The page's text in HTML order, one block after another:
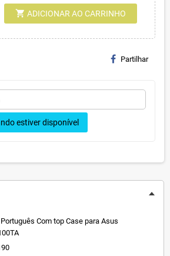
shopping_cart ADICIONAR AO CARRINHO
Partilhar
estiver disponível
Com top Case para Asus